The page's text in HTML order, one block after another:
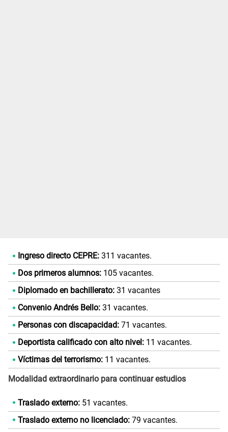
Ingreso directo CEPRE: 311 vacantes.
Dos primeros alumnos: 105 vacantes.
Diplomado en bachillerato: 31 vacantes
Convenio Andrés Bello: 31 vacantes.
Personas con discapacidad: 71 vacantes.
Deportista calificado con alto nivel:11 vacantes.
Víctimas del terrorismo: 11 vacantes.
Modalidad extraordinario para continuar estudios
Traslado externo: 51 vacantes.
Traslado externo no licenciado:79 vacantes.